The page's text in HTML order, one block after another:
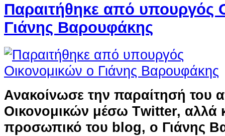
Παραιτήθηκε από υπουργός
Γιάνης Βαρουφάκης
Ανακοίνωσε την παραίτησή του
Οικονομικών μέσω Τwitter, αλλά
προσωπικό του blog, ο Γιάνης